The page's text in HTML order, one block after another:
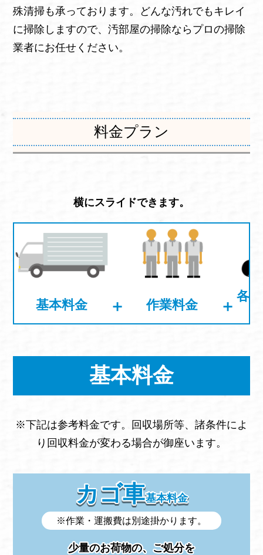
殊清掃も承っております。どんな汚れでもキレイ
に掃除しますので、汚部屋の掃除ならプロの掃除
業者にお任せください。
料金プラン
横にスライドできます。
基本料金 ＋ 作業料金 ＋
各
基本料金
※下記は参考料金です。回収場所等、諸条件によ
り回収料金が変わる場合が御座います。
カゴ車基本料金
※作業・運搬費は別途掛かります。
少量のお荷物の、ご処分を